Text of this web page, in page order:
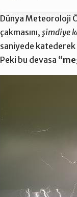
Dünya Meteoroloji
çakmasını, şimdiye
saniyede katederek
Peki bu devasa “